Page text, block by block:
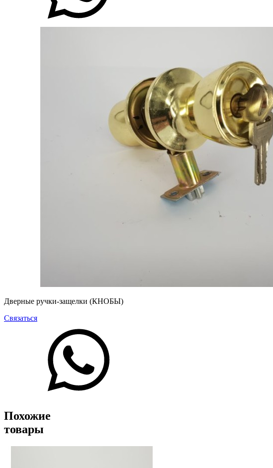
Дверные ручки-защелки (КНОБЫ)
Связаться
Похожие
товары